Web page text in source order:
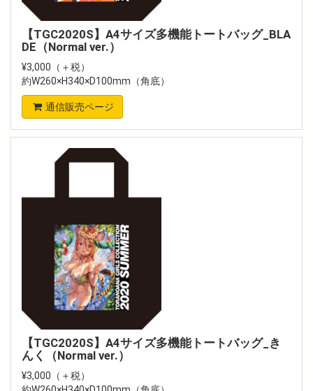
【TGC2020S】A4サイズ多機能トートバッグ_BLA
DE（Normal ver.）
¥3,000（＋税）
約W260×H340×D100mm（角底）
通信販売ページ
【TGC2020S】A4サイズ多機能トートバッグ_き
んく（Normal ver.）
¥3,000（＋税）